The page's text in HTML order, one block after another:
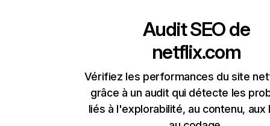
Audit SEO de
netflix.com
Vérifiez les performances du site
grâce à un audit qui détecte les
liés à l'explorabilité, au contenu, aux